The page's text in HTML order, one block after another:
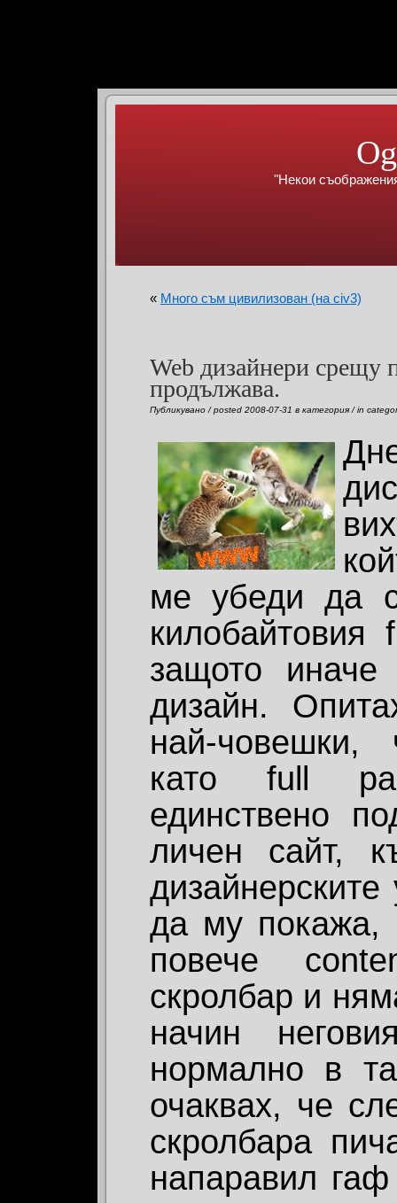
"Некои
« Много съм цивилизован (на civ3)
Web дизайнери срещу
продължава.
Публикувано / posted 2008-07-31 в категория / in
ме убеди да
килобайтовия
защото
дизайн.
най-човешки,
като full
единствено
личен сайт,
да му покажа,
повече
скролбар и
начин
нормално в
очаквах, че
скролбара
напаравил